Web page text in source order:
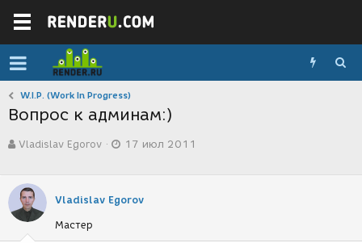
W.I.P. (Work In Progress)
Вопрос к админам:)
в
р
т
е
Vladislav Egorov
а
о
17 июл 2011
Vladislav Egorov
Мастер